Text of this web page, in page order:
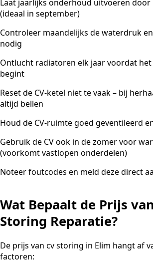
Laat jaarlijks onderhoud uitvoeren
(ideaal in september)
Controleer maandelijks de waterdruk
nodig
Ontlucht radiatoren elk jaar voordat
begint
Reset de CV-ketel niet te vaak – bij
altijd bellen
Houd de CV-ruimte goed geventileerd
Gebruik de CV ook in de zomer voor
(voorkomt vastlopen onderdelen)
Noteer foutcodes en meld deze direct
Wat Bepaalt de Prijs
Storing Reparatie?
De prijs van cv storing in Elim hangt af
factoren: